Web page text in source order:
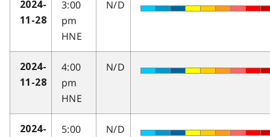
2024-
11-28
3:00
pm
HNE
N/D
2024-
11-28
4:00
pm
HNE
N/D
2024-
5:00
N/D